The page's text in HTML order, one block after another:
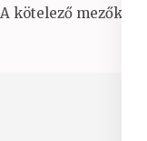
A kötelező mezőket